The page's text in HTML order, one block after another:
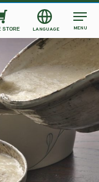
STORE LANGUAGE MENU